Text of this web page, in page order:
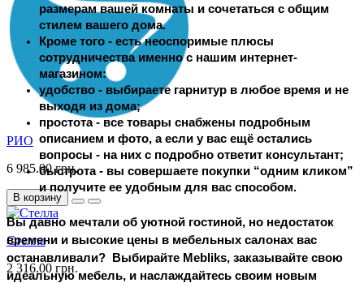
размерам вашей комнаты и сочетаться с общим
стилем вашего дома.
Кроме того - есть неоспоримые плюсы
сотрудничества именно с нашим интернет-
магазином:
удобство - выбираете гарнитур в любое время и не
выходя из дома;
простота - все товары снабжены подробным
описанием и фото, а если у вас ещё остались
вопросы - на них с подробно ответит консультант;
быстрота - вы совершаете покупки “одним кликом”
и получите ее удобным для вас способом.
Вы давно мечтали об уютной гостиной, но недостаток
времени и высокие цены в мебельных салонах вас
останавливали?  Выбирайте Mebliks, заказывайте свою
идеальную мебель, и наслаждайтесь своим новым
РИО
6 985.00 грн.
В корзину
Стелла
2 316.00 грн.